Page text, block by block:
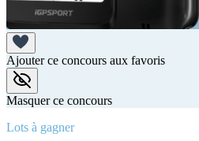
Ajouter ce concours aux favoris
Masquer ce concours
Lots à gagner